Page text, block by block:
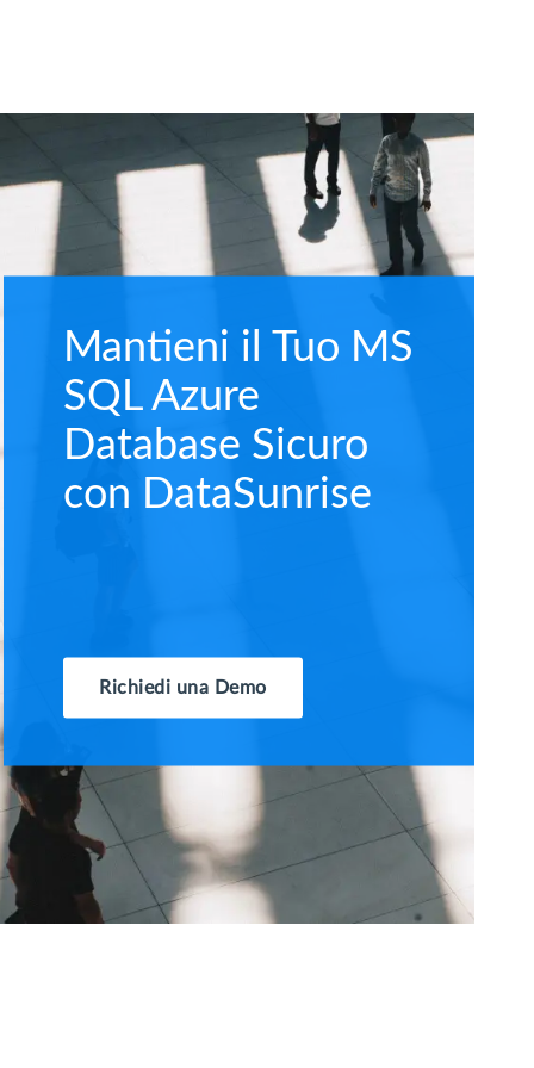
Mantieni il Tuo MS
SQL Azure
Database Sicuro
con DataSunrise
Richiedi una Demo